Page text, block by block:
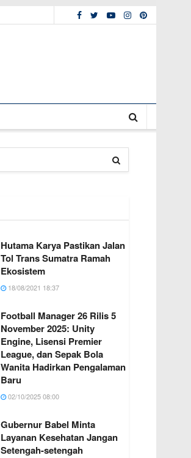
Hutama Karya Pastikan Jalan
Tol Trans Sumatra Ramah
Ekosistem
18/08/2021 18:37
Football Manager 26 Rilis 5
November 2025: Unity
Engine, Lisensi Premier
League, dan Sepak Bola
Wanita Hadirkan Pengalaman
Baru
02/10/2025 08:00
Gubernur Babel Minta
Layanan Kesehatan Jangan
Setengah-setengah